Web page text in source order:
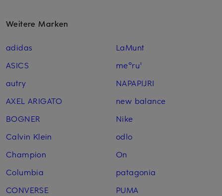
Weitere Marken
adidas
ASICS
autry
AXEL ARIGATO
BOGNER
Calvin Klein
Champion
Columbia
CONVERSE
LaMunt
me°ru'
NAPAPIJRI
new balance
Nike
odlo
On
patagonia
PUMA